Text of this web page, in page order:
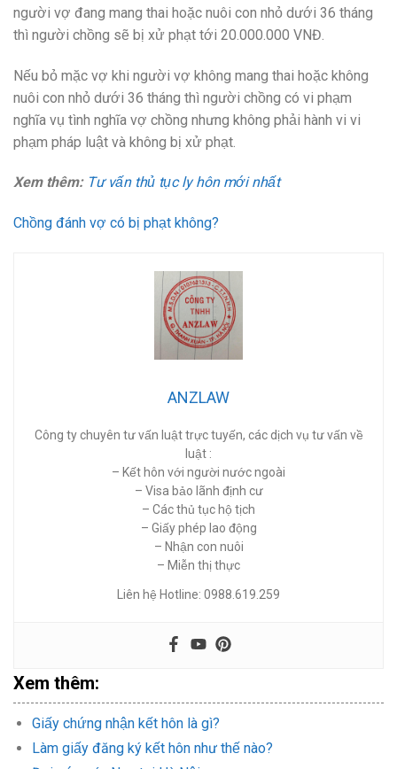
người vợ đang mang thai hoặc nuôi con nhỏ dưới 36 tháng
thì người chồng sẽ bị xử phạt tới 20.000.000 VNĐ.
Nếu bỏ mặc vợ khi người vợ không mang thai hoặc không
nuôi con nhỏ dưới 36 tháng thì người chồng có vi phạm
nghĩa vụ tình nghĩa vợ chồng nhưng không phải hành vi vi
phạm pháp luật và không bị xử phạt.
Xem thêm: Tư vấn thủ tục ly hôn mới nhất
Chồng đánh vợ có bị phạt không?
ANZLAW
Công ty chuyên tư vấn luật trực tuyến, các dịch vụ tư vấn về
luật :
– Kết hôn với người nước ngoài
– Visa bảo lãnh định cư
– Các thủ tục hộ tịch
– Giấy phép lao động
– Nhận con nuôi
– Miễn thị thực
Liên hệ Hotline: 0988.619.259
Xem thêm:
Giấy chứng nhận kết hôn là gì?
Làm giấy đăng ký kết hôn như thế nào?